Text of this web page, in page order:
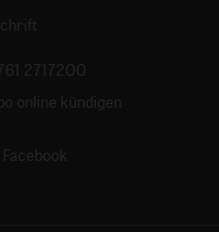
2717200
online kündigen
Facebook